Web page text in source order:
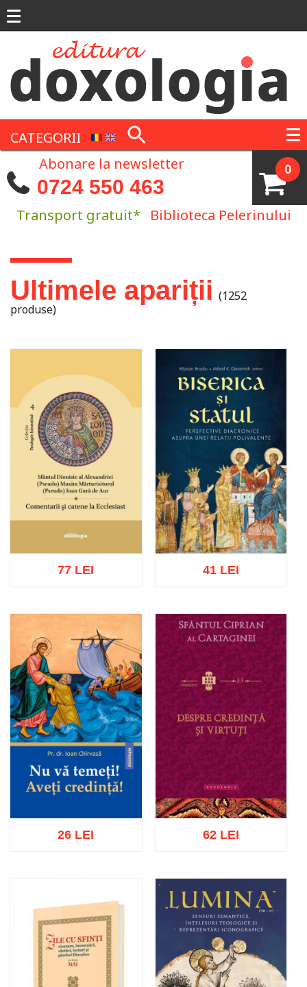
CATEGORII
0
Abonare la newsletter
0724 550 463
Transport gratuit* Biblioteca Pelerinului
Eşti aici
Ultimele apariții (1252
produse)
Adaugă în coș Wishlist
77 LEI
Adaugă în coș Wishlist
41 LEI
26 LEI
Adaugă în coș Wishlist
62 LEI